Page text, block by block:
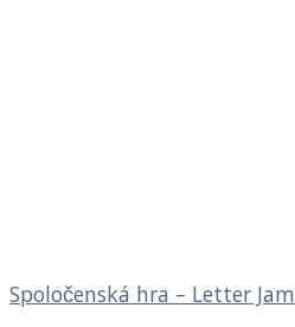
Spoločenská hra – Letter Jam